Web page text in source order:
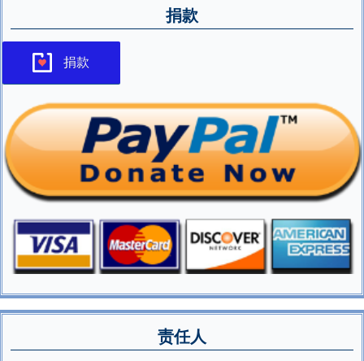
捐款
捐款
责任人